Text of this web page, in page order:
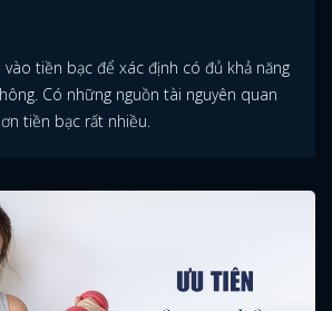
tiền bạc để xác định có đủ khả năng
Có những nguồn tài nguyên quan
tiền bạc rất nhiều.